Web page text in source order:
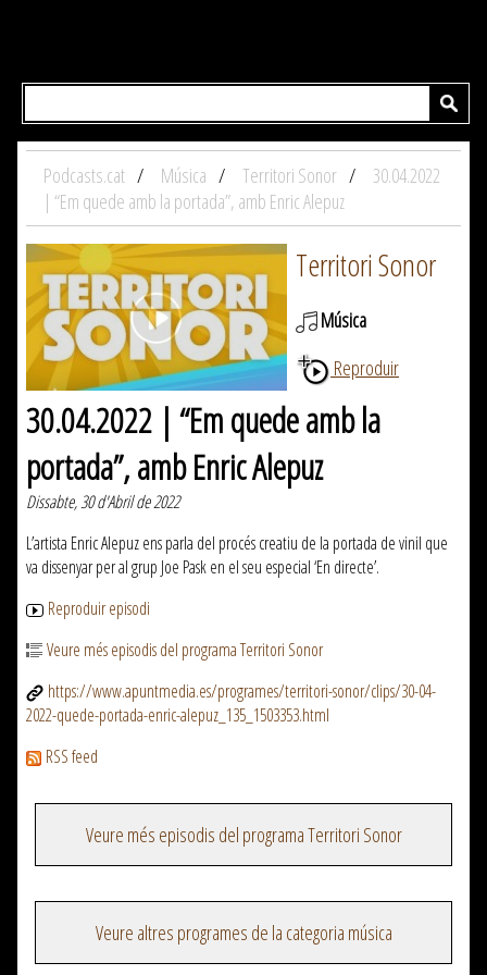
Podcasts.cat Música Territori Sonor
30.04.2022
| “Em quede amb la portada”, amb Enric Alepuz
Territori Sonor
Música
Reproduir
30.04.2022 | “Em quede amb la
portada”, amb Enric Alepuz
Dissabte, 30 d'Abril de 2022
L’artista Enric Alepuz ens parla del procés creatiu de la portada de vinil que
va dissenyar per al grup Joe Pask en el seu especial ‘En directe’.
Reproduir episodi
Veure més episodis del programa Territori Sonor
https://www.apuntmedia.es/programes/territori-sonor/clips/30-04-
2022-quede-portada-enric-alepuz_135_1503353.html
RSS feed
Veure més episodis del programa Territori Sonor
Veure altres programes de la categoria música